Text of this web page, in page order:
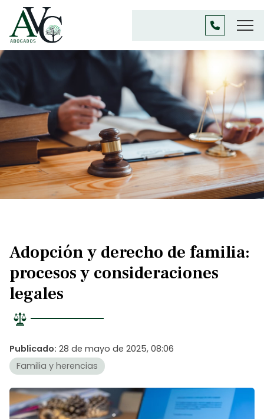
Adopción y derecho de familia:
procesos y consideraciones
legales
Publicado: 28 de mayo de 2025, 08:06
Familia y herencias